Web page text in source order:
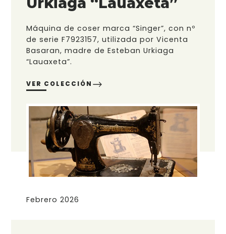
Máquina de coser marca “Singer”, con nº
de serie F7923157, utilizada por Vicenta
Basaran, madre de Esteban Urkiaga
“Lauaxeta”.
VER COLECCIÓN
Febrero 2026